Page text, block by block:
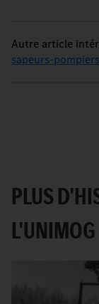
sapeurs-pompiers
PLUS
L'UNIMOG